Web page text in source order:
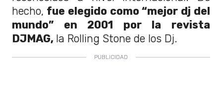
hecho, fue elegido como “mejor dj del
mundo” en 2001 por la revista
DJMAG, la Rolling Stone de los Dj.